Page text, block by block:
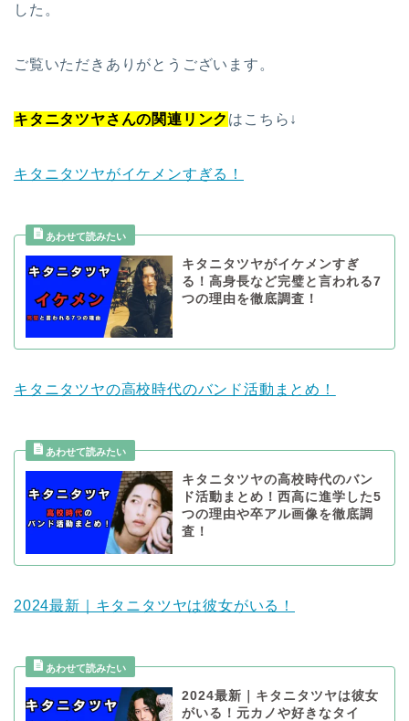
した。
ご覧いただきありがとうございます。
キタニタツヤさんの関連リンク はこちら↓
キタニタツヤがイケメンすぎる！
キタニタツヤがイケメンすぎ
る！高身長など完璧と言われる7
つの理由を徹底調査！
キタニタツヤの高校時代のバンド活動まとめ！
キタニタツヤの高校時代のバン
ド活動まとめ！西高に進学した5
つの理由や卒アル画像を徹底調
査！
2024最新｜キタニタツヤは彼女がいる！
2024最新｜キタニタツヤは彼女
がいる！元カノや好きなタイ